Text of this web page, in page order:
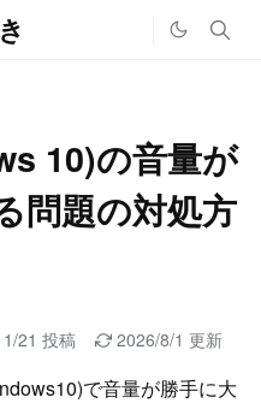
10)の音量が
問題の対処方
21 投稿 2026/8/1 更新
で音量が勝手に大